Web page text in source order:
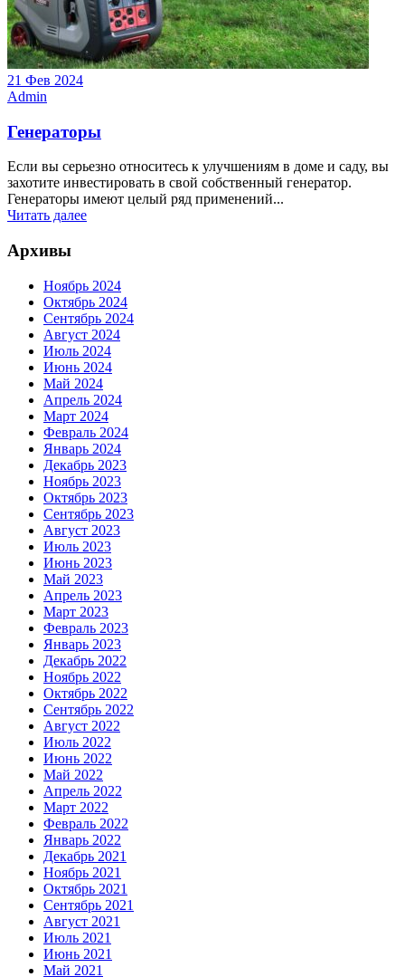
21 Фев 2024
Admin
Генераторы
Если вы серьезно относитесь к улучшениям в доме и саду, вы
захотите инвестировать в свой собственный генератор.
Генераторы имеют целый ряд применений...
Читать далее
Архивы
Ноябрь 2024
Октябрь 2024
Сентябрь 2024
Август 2024
Июль 2024
Июнь 2024
Май 2024
Апрель 2024
Март 2024
Февраль 2024
Январь 2024
Декабрь 2023
Ноябрь 2023
Октябрь 2023
Сентябрь 2023
Август 2023
Июль 2023
Июнь 2023
Май 2023
Апрель 2023
Март 2023
Февраль 2023
Январь 2023
Декабрь 2022
Ноябрь 2022
Октябрь 2022
Сентябрь 2022
Август 2022
Июль 2022
Июнь 2022
Май 2022
Апрель 2022
Март 2022
Февраль 2022
Январь 2022
Декабрь 2021
Ноябрь 2021
Октябрь 2021
Сентябрь 2021
Август 2021
Июль 2021
Июнь 2021
Май 2021